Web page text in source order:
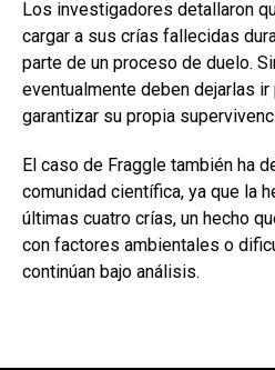
Los investigadores detallaron
cargar a sus crías fallecidas
parte de un proceso de duelo.
eventualmente deben dejarlas
garantizar su propia
El caso de Fraggle también ha
comunidad científica, ya que la
últimas cuatro crías, un hecho
con factores ambientales o
continúan bajo análisis.